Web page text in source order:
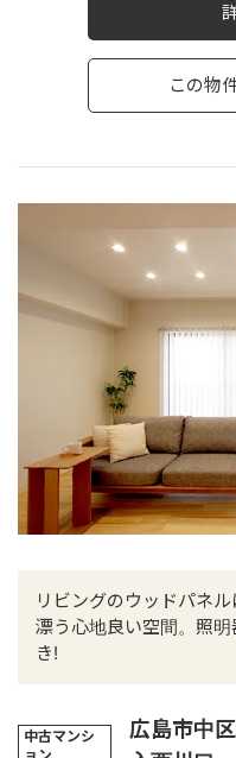
この物
リビングのウッドパネ
漂う心地良い空間。照
き!
中古マンシ
広島市中